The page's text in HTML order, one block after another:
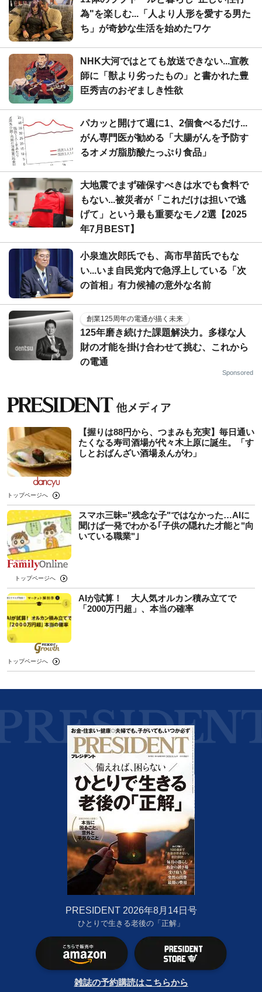
為"を楽しむ...「人より人形を愛する男た
ち」が奇妙な生活を始めたワケ
NHK大河ではとても放送できない...宣教
師に「獣より劣ったもの」と書かれた豊
臣秀吉のおぞましき性欲
パカッと開けて週に1、2個食べるだけ...
がん専門医が勧める「大腸がんを予防す
るオメガ脂肪酸たっぷり食品」
大地震でまず確保すべきは水でも食料で
もない...被災者が「これだけは担いで逃
げて」という最も重要なモノ2選【2025
年7月BEST】
小泉進次郎氏でも、高市早苗氏でもな
い...いま自民党内で急浮上している「次
の首相」有力候補の意外な名前
創業125周年の電通が描く未来
125年磨き続けた課題解決力。多様な人
財の才能を掛け合わせて挑む、これから
の電通
Sponsored
【握りは88円から、つまみも充実】毎日通い
たくなる寿司酒場が代々木上原に誕生。「す
しとおばんざい酒場ゑんがわ」
トップページへ
スマホ三昧="残念な子"ではなかった…AIに
聞けば一発でわかる｢子供の隠れた才能と"向
いている職業"｣
トップページへ
AIが試算！ 大人気オルカン積み立てで
「2000万円超」、本当の確率
トップページへ
PRESIDENT 2026年8月14日号
ひとりで生きる老後の「正解」
雑誌の予約購読はこちらから